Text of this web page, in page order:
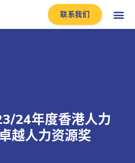
联系我们
24年度香港人力
越人力资源奖